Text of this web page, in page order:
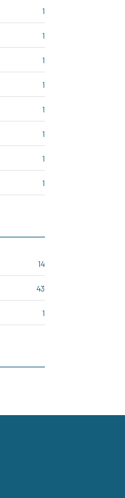
1
1
1
1
1
1
1
1
14
43
1